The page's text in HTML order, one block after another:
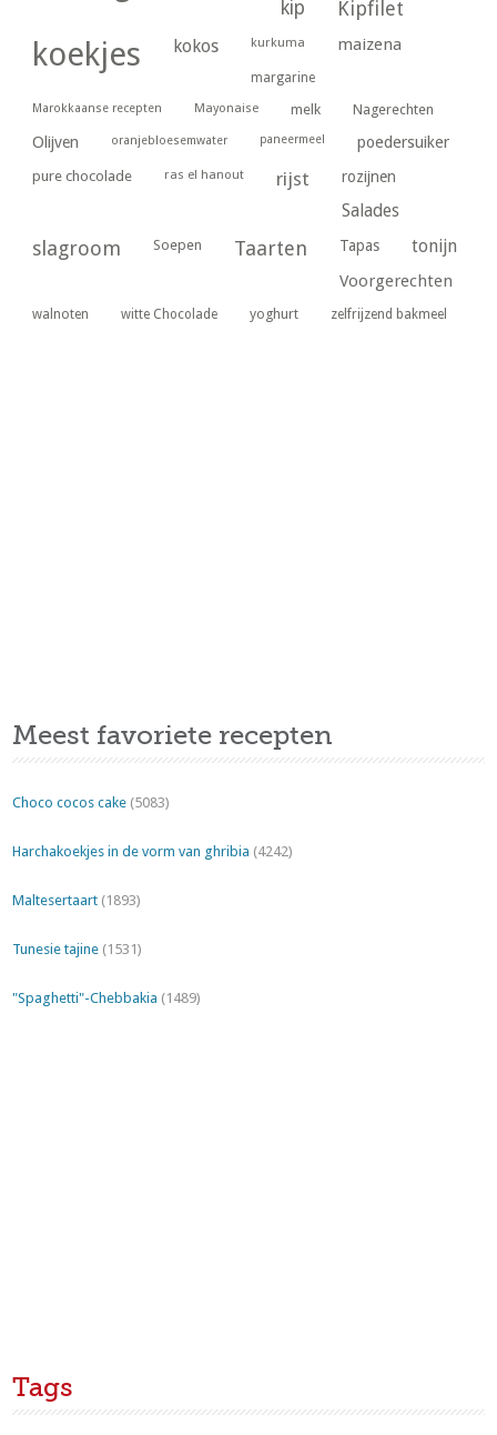
kip Kipfilet
koekjes kokos kurkuma maizena
margarine
Marokkaanse recepten Mayonaise melk Nagerechten
Olijven oranjebloesemwater paneermeel poedersuiker
pure chocolade ras el hanout rijst rozijnen
Salades
slagroom Soepen Taarten Tapas tonijn
Voorgerechten
walnoten witte Chocolade yoghurt zelfrijzend bakmeel
Meest favoriete recepten
Choco cocos cake (5083)
Harchakoekjes in de vorm van ghribia (4242)
Maltesertaart (1893)
Tunesie tajine (1531)
"Spaghetti"-Chebbakia (1489)
Tags